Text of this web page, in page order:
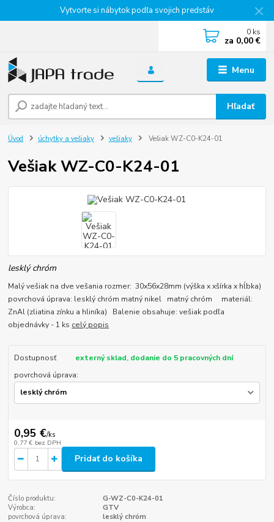
Vytvorte si nábytok podľa svojich predstáv
Menu
Hľadať
0 ks
za 0,00 €
Úvod úchytky a vešiaky vešiaky Vešiak WZ-C0-K24-01
Vešiak WZ-C0-K24-01
lesklý chróm
Malý vešiak na dve vešania rozmer: 30x56x28mm (výška x xšírka x hĺbka)
povrchová úprava: lesklý chróm matný nikel matný chróm materiál:
ZnAl (zliatina zínku a hliníka) Balenie obsahuje: vešiak podľa
objednávky - 1 ks celý popis
Dostupnosť
externý sklad, dodanie do 5 pracovných dní
povrchová úprava:
0,95 €/ks
0,77 € bez DPH
Pridať do košíka
Číslo produktu:
G-WZ-C0-K24-01
Výrobca:
GTV
povrchová úprava:
lesklý chróm